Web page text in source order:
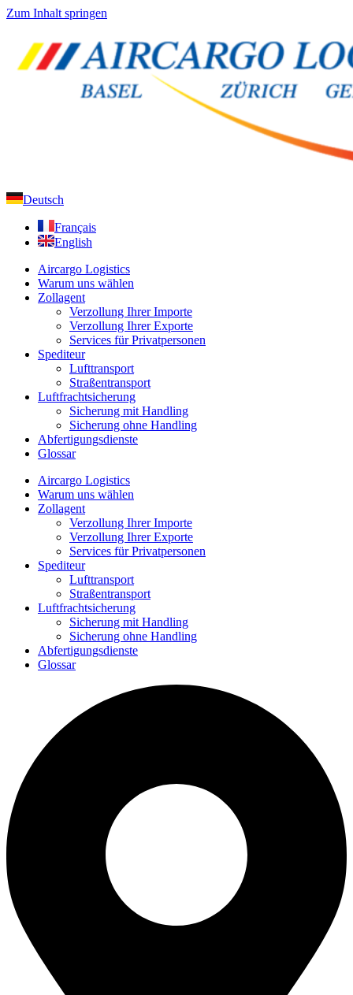
Zum Inhalt springen
Deutsch
Français
English
Aircargo Logistics
Warum uns wählen
Zollagent
Verzollung Ihrer Importe
Verzollung Ihrer Exporte
Services für Privatpersonen
Spediteur
Lufttransport
Straßentransport
Luftfrachtsicherung
Sicherung mit Handling
Sicherung ohne Handling
Abfertigungsdienste
Glossar
Aircargo Logistics
Warum uns wählen
Zollagent
Verzollung Ihrer Importe
Verzollung Ihrer Exporte
Services für Privatpersonen
Spediteur
Lufttransport
Straßentransport
Luftfrachtsicherung
Sicherung mit Handling
Sicherung ohne Handling
Abfertigungsdienste
Glossar